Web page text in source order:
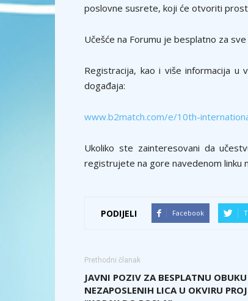
poslovne susrete, koji će otvoriti
Učešće na Forumu je besplatno za sve
Registracija, kao i više informacija u
događaja:
www.b2match.com/e/10th-
Ukoliko ste zainteresovani da
registrujete na gore navedenom linku
PODIJELI Facebook
Prethodni članak
JAVNI POZIV ZA BESPLATNU OBUKU
NEZAPOSLENIH LICA U OKVIRU